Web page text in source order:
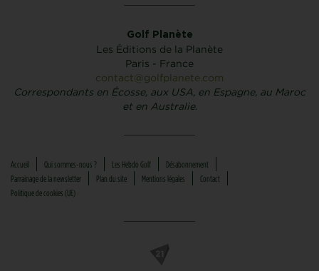
Golf Planète
Les Éditions de la Planète
Paris - France
contact@golfplanete.com
Correspondants en Écosse, aux USA, en Espagne, au Maroc
et en Australie.
Accueil Qui sommes-nous ? Les Hebdo Golf
Désabonnement
Parrainage de la newsletter
Plan du site Mentions légales
Contact
Politique de cookies (UE)